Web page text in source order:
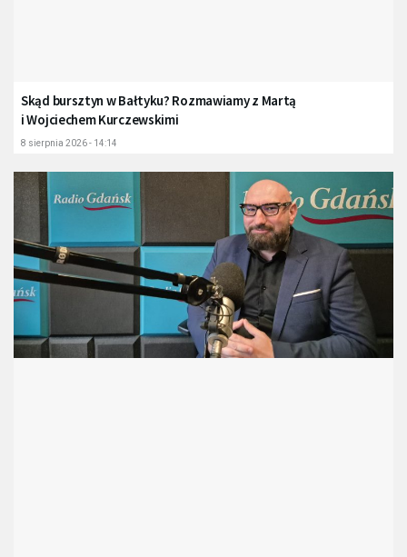
Skąd bursztyn w Bałtyku? Rozmawiamy z Martą
i Wojciechem Kurczewskimi
8 sierpnia 2026 - 14:14